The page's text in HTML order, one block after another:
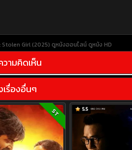
Stolen Girl (2025) ดูหนังออนไลน์ ดูหนัง HD
ามคิดเห็น
รื่องอื่นๆ
ST 5.5